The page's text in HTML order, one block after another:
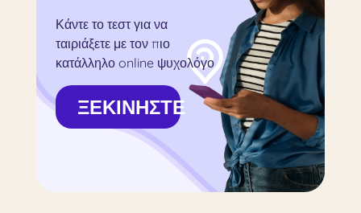
Κάντε το τεστ για να
ταιριάξετε με τον πιο
κατάλληλο online ψυχολόγο
ΞΕΚΙΝΗΣΤΕ